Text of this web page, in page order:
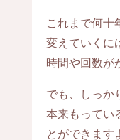
これまで何十
変えていくに
時間や回数が
でも、しっか
本来もってい
とができます